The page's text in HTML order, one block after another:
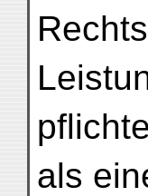
als